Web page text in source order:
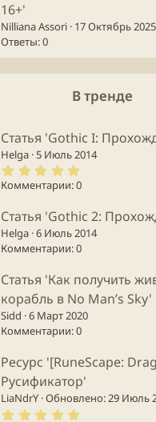
16+'
Nilliana Assori 17 Октябрь 2025
Ответы: 0
В тренде
Статья 'Gothic I:
Helga 5 Июль 2014
5
.
0
з
в
ё
з
Комментарии: 0
Статья 'Gothic 2:
Helga 6 Июль 2014
Комментарии: 0
Статья 'Как получить
корабль в No Man’s Sky'
Sidd 6 Март 2020
Комментарии: 0
Ресурс '[RuneScape:
Русификатор'
LiaNdrY Обновлено:29 Июль
5